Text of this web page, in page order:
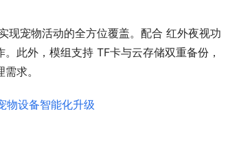
现宠物活动的全方位覆盖。配合 红外夜视功
此外，模组支持 TF卡与云存储双重备份，
求。